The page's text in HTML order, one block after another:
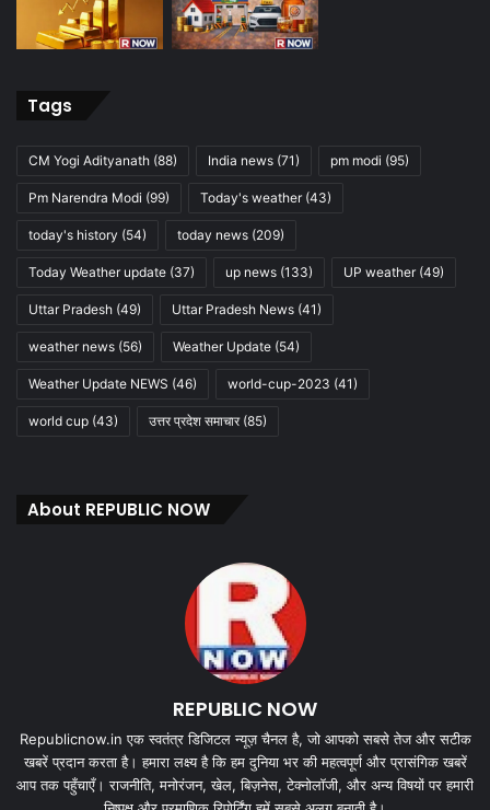
Tags
CM Yogi Adityanath (88) India news (71) pm modi (95)
Pm Narendra Modi (99) Today's weather(43)
today's history (54) today news (209)
Today Weather update (37) up news (133) UP weather(49)
Uttar Pradesh (49) Uttar Pradesh News (41)
weather news (56) Weather Update (54)
Weather Update NEWS (46) world-cup-2023 (41)
world cup (43) उत्तर प्रदेश समाचार(85)
About REPUBLIC NOW
REPUBLIC NOW
Republicnow.in एक स्वतंत्र डिजिटल न्यूज़ चैनल है, जो आपको सबसे तेज और सटीक
खबरें प्रदान करता है। हमारा लक्ष्य है कि हम दुनिया भर की महत्वपूर्ण और प्रासंगिक खबरें
आप तक पहुँचाएँ। राजनीति, मनोरंजन, खेल, बिज़नेस, टेक्नोलॉजी, और अन्य विषयों पर हमारी